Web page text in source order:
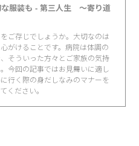
な服装も - 第三人生 〜寄り道
ご存じでしょうか。大切なのは
がけることです。病院は体調の
そういった方々とご家族の気持
今回の記事ではお見舞いに適し
行く際の身だしなみのマナーを
ください。